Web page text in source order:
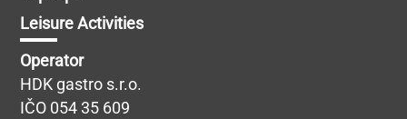
Leisure Activities
Operator
HDK gastro s.r.o.
IČO 054 35 609